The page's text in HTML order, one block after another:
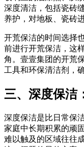
深度清洁，包括瓷砖
养护，对地板、瓷砖
开荒保洁的时间选择
前进行开荒保洁，这
角。壹壹集团的开荒
工具和环保清洁剂，
三、深度保洁
深度保洁是比日常保
家庭中长期积累的顽
难以触及的区域往往